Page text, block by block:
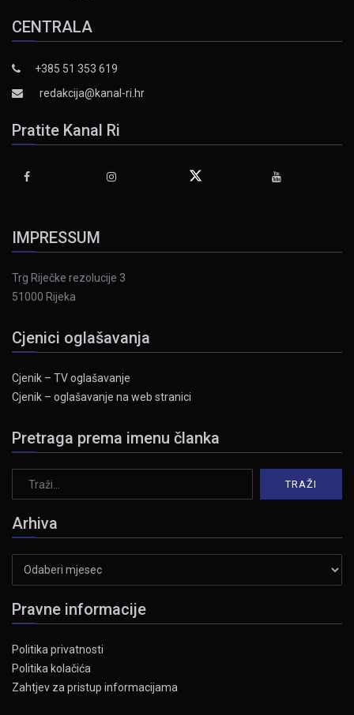
CENTRALA
+385 51 353 619
redakcija@kanal-ri.hr
Pratite Kanal Ri
IMPRESSUM
Trg Riječke rezolucije 3
51000 Rijeka
Cjenici oglašavanja
Cjenik – TV oglašavanje
Cjenik – oglašavanje na web stranici
Pretraga prema imenu članka
Arhiva
Pravne informacije
Politika privatnosti
Politika kolačića
Zahtjev za pristup informacijama